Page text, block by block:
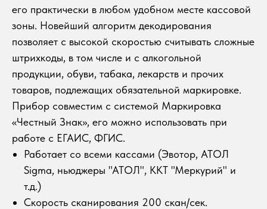
его практически в любом удобном месте кассовой
зоны. Новейший алгоритм декодирования
позволяет с высокой скоростью считывать сложные
штрихкоды, в том числе и с алкогольной
продукции, обуви, табака, лекарств и прочих
товаров, подлежащих обязательной маркировке.
Прибор совместим с системой Маркировка
«Честный Знак», его можно использовать при
работе с ЕГАИС, ФГИС.
Работает со всеми кассами (Эвотор, АТОЛ
Sigma, ньюджеры "АТОЛ", ККТ "Меркурий" и
т.д.)
Скорость сканирования 200 скан/сек.